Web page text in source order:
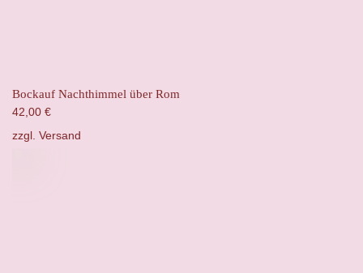
Bockauf Nachthimmel über Rom
42,00 €
zzgl. Versand